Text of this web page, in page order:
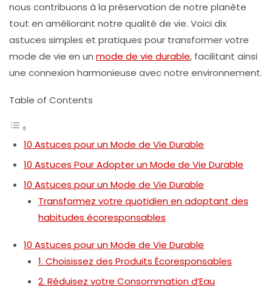
nous contribuons à la préservation de notre planète
tout en améliorant notre qualité de vie. Voici dix
astuces simples et pratiques pour transformer votre
mode de vie en un mode de vie durable, facilitant ainsi
une connexion harmonieuse avec notre environnement.
Table of Contents
10 Astuces pour un Mode de Vie Durable
10 Astuces Pour Adopter un Mode de Vie Durable
10 Astuces pour un Mode de Vie Durable
Transformez votre quotidien en adoptant des
habitudes écoresponsables
10 Astuces pour un Mode de Vie Durable
1. Choisissez des Produits Écoresponsables
2. Réduisez votre Consommation d’Eau